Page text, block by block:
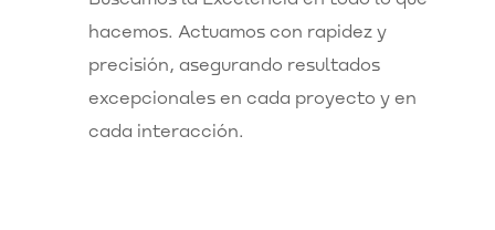
hacemos. Actuamos con rapidez y
precisión, asegurando resultados
excepcionales en cada proyecto y en
cada interacción.